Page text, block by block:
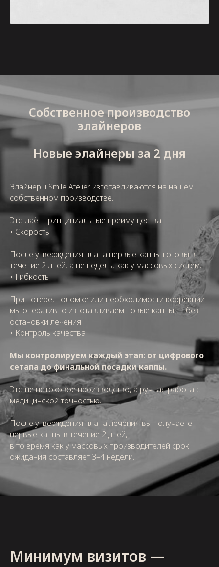
Собственное производство
элайнеров
Новые элайнеры за 2 дня
Элайнеры Smile Atelier изготавливаются на нашем
собственном производстве.
Это даёт принципиальные преимущества:
• Скорость
После утверждения плана первые каппы готовы в
течение 2 дней, а не недель, как у массовых систем.
• Гибкость
При потере, поломке или необходимости коррекции
мы оперативно изготавливаем новые каппы — без
остановки лечения.
• Контроль качества
Мы контролируем каждый этап: от цифрового
сетапа до финальной посадки каппы.
Это не потоковое производство, а ручная работа с
медицинской точностью.
После утверждения плана лечения вы получаете
первые каппы в течение 2 дней,
в то время как у массовых производителей срок
ожидания составляет 3–4 недели.
Минимум визитов —